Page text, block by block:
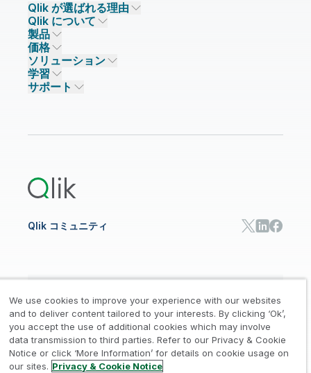
Qlik が選ばれる理由
Qlik が選ばれる理由
信頼とセキュリティ
信頼とプライバシー
信頼と AI
主なテクノロジーパートナー
データソースとターゲット
Qlik について
企業情報
採用情報
ニュースルーム
事業所 / 連絡先
製品
データ統合とデータ品質
Qlik Talend
Qlik Talend Cloud
Talend Data Fabric
価格
データ統合
データ分析
AI / 機械学習
ソリューション
ソリューションパートナー
パートナー検索
学習
イベント
サポート
Qlik コミュニティ
法的規約 / プライバシーとクッキー通知 / 商標 /
Trust / 利用規約 / 個人情報取り扱い申請
We use cookies to improve your experience with our websites
and to deliver content tailored to your interests. By clicking ‘Ok’,
you accept the use of additional cookies which may involve
data transmission to third parties. Refer to our Privacy & Cookie
Notice or click ‘More Information’ for details on cookie usage on
our sites. Privacy & Cookie Notice